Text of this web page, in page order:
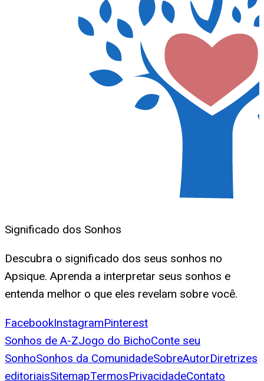
Significado dos Sonhos
Descubra o significado dos seus sonhos no
Apsique. Aprenda a interpretar seus sonhos e
entenda melhor o que eles revelam sobre você.
FacebookInstagramPinterest
Sonhos de A-ZJogo do BichoConte seu
SonhoSonhos da ComunidadeSobreAutorDiretrizes
editoriaisSitemapTermosPrivacidadeContato